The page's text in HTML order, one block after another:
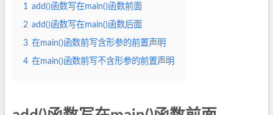
1 add()函数写在main()函数前面
2 add()函数写在main()函数后面
3 在main()函数前写含形参的前置声明
4 在main()函数前写不含形参的前置声明